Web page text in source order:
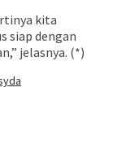
kita
siap dengan
jelasnya. (*)